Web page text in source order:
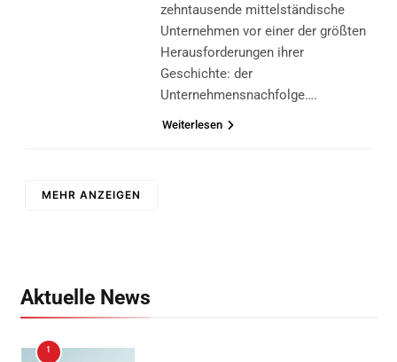
zehntausende mittelständische
Unternehmen vor einer der größten
Herausforderungen ihrer
Geschichte: der
Unternehmensnachfolge….
Weiterlesen
MEHR ANZEIGEN
Aktuelle News
1